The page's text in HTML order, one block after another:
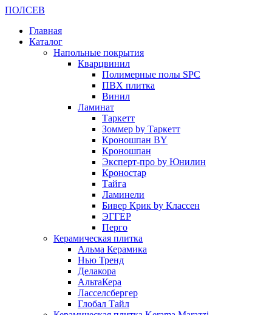
ПОЛСЕВ
Главная
Каталог
Напольные покрытия
Кварцвинил
Полимерные полы SPC
ПВХ плитка
Винил
Ламинат
Таркетт
Зоммер by Таркетт
Кроношпан BY
Кроношпан
Эксперт-про by Юнилин
Кроностар
Тайга
Ламинели
Бивер Крик by Классен
ЭГГЕР
Перго
Керамическая плитка
Альма Керамика
Нью Тренд
Делакора
АльтаКера
Ласселсбергер
Глобал Тайл